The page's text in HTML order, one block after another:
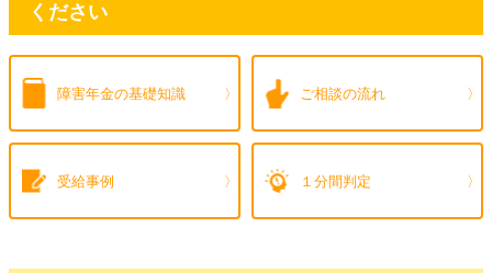
ください
障害年金の基礎知識 ご相談の流れ
受給事例 １分間判定